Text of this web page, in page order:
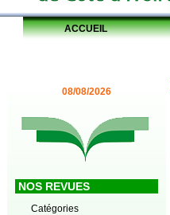
ACCUEIL
08/08/2026
NOS REVUES
Catégories